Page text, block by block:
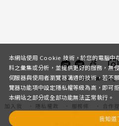
客服 討論區粉絲團
加入我
們
隱私權政
服務條
合作提
本網站使用 Cookie 技術，於您的電腦中
料之彙集或分析，並提供更好的服務，
伺服器與使用者瀏覽器溝通的技術，若不
覽器功能項中設定隱私權等級為高，即
本網站之部分或全部功能無法正常執行。
我知道